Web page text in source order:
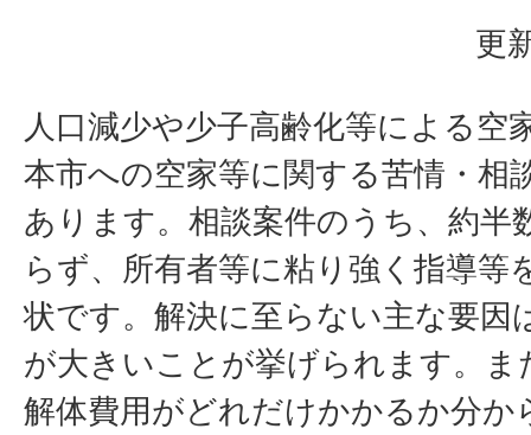
更
人口減少や少子高齢化等による空
本市への空家等に関する苦情・相
あります。相談案件のうち、約半
らず、所有者等に粘り強く指導等
状です。解決に至らない主な要因
が大きいことが挙げられます。ま
解体費用がどれだけかかるか分か